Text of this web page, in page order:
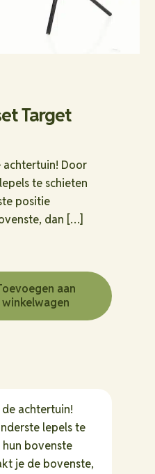
Target
achtertuin! Door
te schieten
positie
dan […]
aan
winkelwagen
achtertuin!
lepels te
bovenste
je de bovenste,